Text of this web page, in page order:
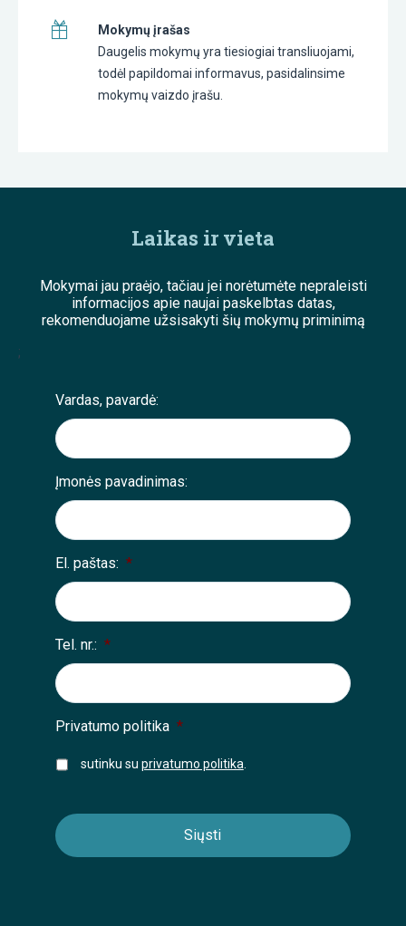
Mokymų įrašas
Daugelis mokymų yra tiesiogiai transliuojami,
todėl papildomai informavus, pasidalinsime
mokymų vaizdo įrašu.
Laikas ir vieta
Mokymai jau praėjo, tačiau jei norėtumėte nepraleisti
informacijos apie naujai paskelbtas datas,
rekomenduojame užsisakyti šių mokymų priminimą
;
Vardas, pavardė:
Įmonės pavadinimas:
El. paštas: *
Tel. nr.: *
Privatumo politika *
sutinku su privatumo politika